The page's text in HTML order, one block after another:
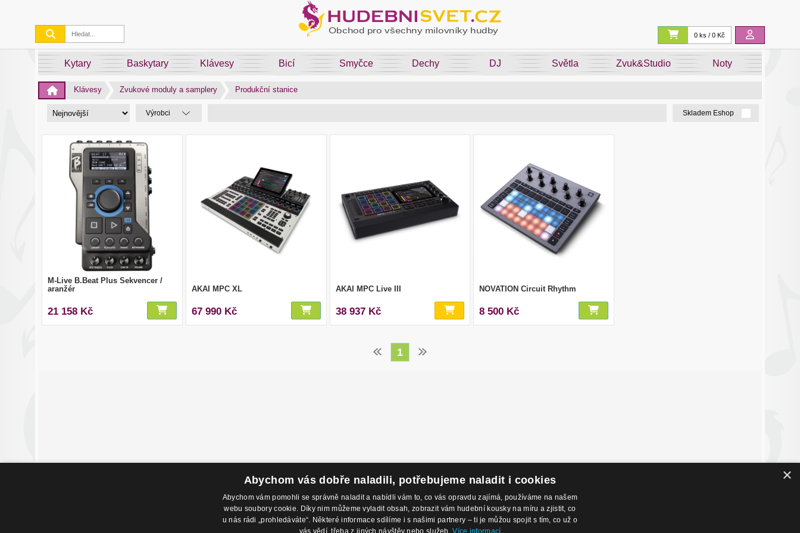
0 ks / 0 Kč
Kytary Baskytary Klávesy Bicí Smyčce Dechy DJ Světla Zvuk&Studio Noty
Klávesy Zvukové moduly a samplery Produkční stanice
Výrobci Skladem Eshop
M-Live B.Beat Plus Sekvencer /
aranžér
21 158 Kč
AKAI MPC XL
67 990 Kč
AKAI MPC Live III
38 937 Kč
NOVATION Circuit Rhythm
8 500 Kč
1
Adresa prodejny
Havlíčkovo Nábřeží 28,
Kontakty
Eshop: +420 725 169 052
O nákupu
×
Abychom vás dobře naladili, potřebujeme naladit i cookies
Abychom vám pomohli se správně naladit a nabídli vám to, co vás opravdu zajímá, používáme na našem
webu soubory cookie. Díky nim můžeme vyladit obsah, zobrazit vám hudební kousky na míru a zjistit, co
u nás rádi „prohledáváte“. Některé informace sdílíme i s našimi partnery – ti je můžou spojit s tím, co už o
vás vědí, třeba z jiných návštěv nebo služeb.Více informací